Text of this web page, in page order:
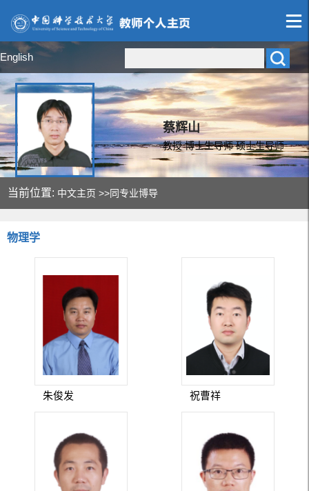
English
蔡辉山
教授 博士生导师 硕士生导师
当前位置: 中文主页 >>同专业博导
物理学
朱俊发 祝曹祥